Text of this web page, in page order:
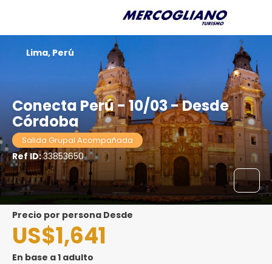
Conecta Perú - 10/03 - Desde
Córdoba
Salida Grupal Acompañada
Ref ID:33853650
Lima, Perú
precio por persona Desde
US$1,641
En base a 1 adulto